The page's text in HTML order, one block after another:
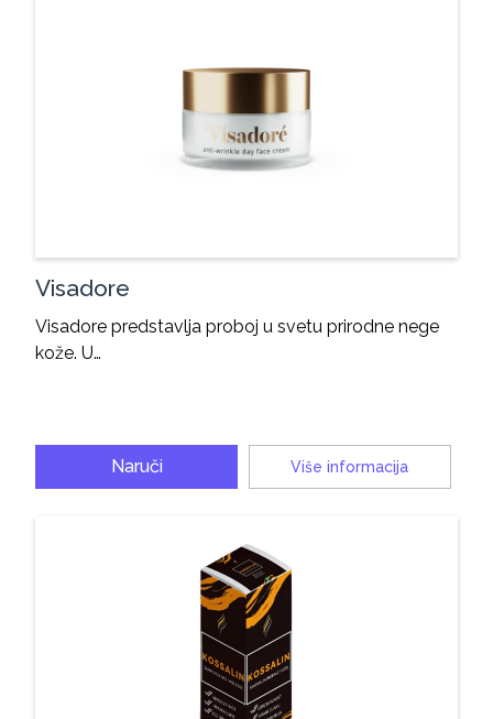
Visadore
Visadore predstavlja proboj u svetu prirodne nege
kože. U…
Naruči Više informacija